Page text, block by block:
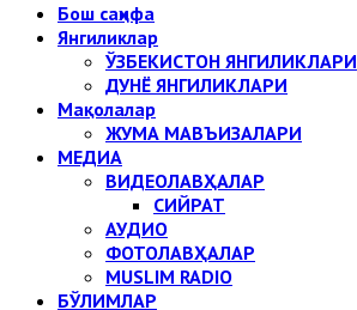
Бош саҳифа
Янгиликлар
ЎЗБЕКИСТОН ЯНГИЛИКЛАРИ
ДУНЁ ЯНГИЛИКЛАРИ
Мақолалар
ЖУМА МАВЪИЗАЛАРИ
МЕДИА
ВИДЕОЛАВҲАЛАР
СИЙРАТ
АУДИО
ФОТОЛАВҲАЛАР
MUSLIM RADIO
БЎЛИМЛАР